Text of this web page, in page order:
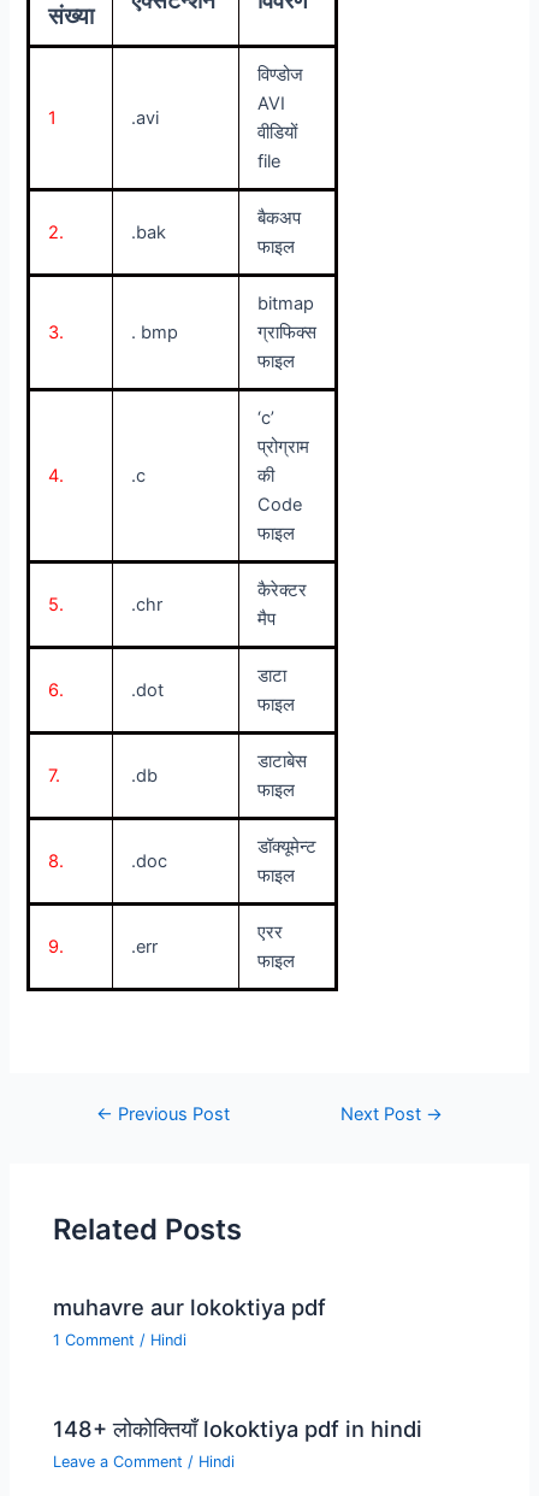
संख्या
1 .avi
विण्डोज
AVI
वीडियों
file
2. .bak
बैकअप
फाइल
3. . bmp
bitmap
ग्राफिक्स
फाइल
4. .c
‘c’
प्रोग्राम
की
Code
फाइल
5. .chr
कैरेक्टर
मैप
6. .dot
डाटा
फाइल
7. .db
डाटाबेस
फाइल
8. .doc
डॉक्यूमेन्ट
फाइल
9. .err
एरर
फाइल
← Previous Post Next Post →
Related Posts
muhavre aur lokoktiya pdf
1 Comment / Hindi
148+ लोकोक्तियाँ lokoktiya pdf in hindi
Leave a Comment / Hindi